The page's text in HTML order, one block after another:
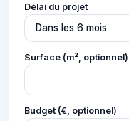
Délai du projet
Surface (m², optionnel)
Budget (€, optionnel)